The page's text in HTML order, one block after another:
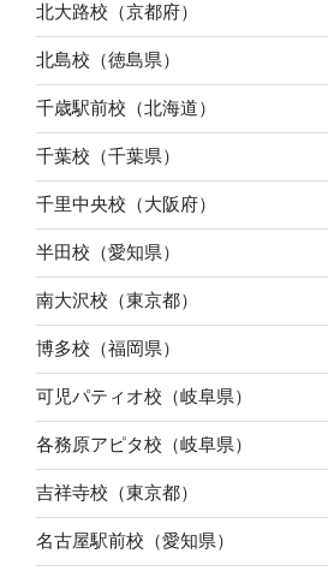
北大路校（京都府）
北島校（徳島県）
千歳駅前校（北海道）
千葉校（千葉県）
千里中央校（大阪府）
半田校（愛知県）
南大沢校（東京都）
博多校（福岡県）
可児パティオ校（岐阜県）
各務原アピタ校（岐阜県）
吉祥寺校（東京都）
名古屋駅前校（愛知県）